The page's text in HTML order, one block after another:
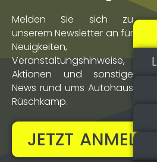
Melden Sie sich zu
unserem Newsletter an für
Neuigkeiten,
Veranstaltungs­hinweise,
Aktionen und sonstige
News rund ums Autohaus
Rüschkamp.
JETZT